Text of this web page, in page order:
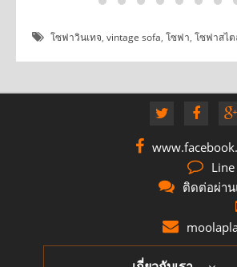
โซฟาวินเทจ, vintage sofa, โซฟา, โซฟาสไต
ติดต่อผ่า